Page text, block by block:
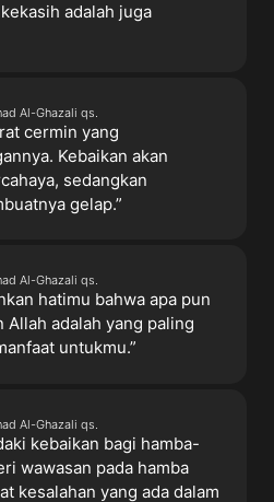
adalah juga
Al-Ghazali qs.
cermin yang
Kebaikan akan
sedangkan
gelap.”
Al-Ghazali qs.
hatimu bahwa apa pun
adalah yang paling
untukmu.”
Al-Ghazali qs.
kebaikan bagi hamba-
wawasan pada hamba
kesalahan yang ada dalam